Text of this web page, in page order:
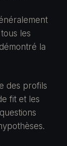
les
la
des profils
fit et les